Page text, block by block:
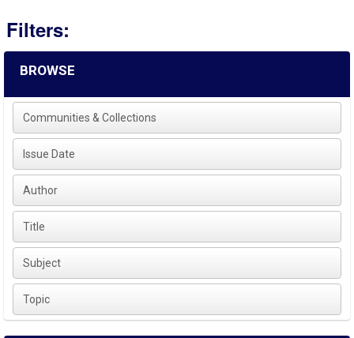
Filters:
BROWSE
Communities & Collections
Issue Date
Author
Title
Subject
Topic